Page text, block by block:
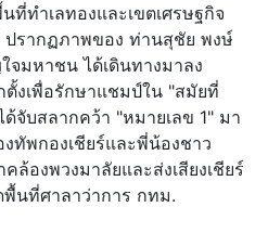
ทำเลทองและเขตเศรษฐกิจ
ปรากฏภาพของ ท่านสุชัย พงษ์
จมหาชน ได้เดินทางมาลง
ตั้งเพื่อรักษาแชมป์ใน "สมัยที่
ด้จับสลากคว้า "หมายเลข 1" มา
ทัพกองเชียร์และพี่น้องชาว
ล้องพวงมาลัยและส่งเสียงเชียร์
นที่ศาลาว่าการ กทม.